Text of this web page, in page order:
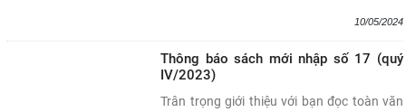
10/05/2024
Thông báo sách mới nhập số 17 (quý
IV/2023)
Trân trọng giới thiệu với bạn đọc toàn văn